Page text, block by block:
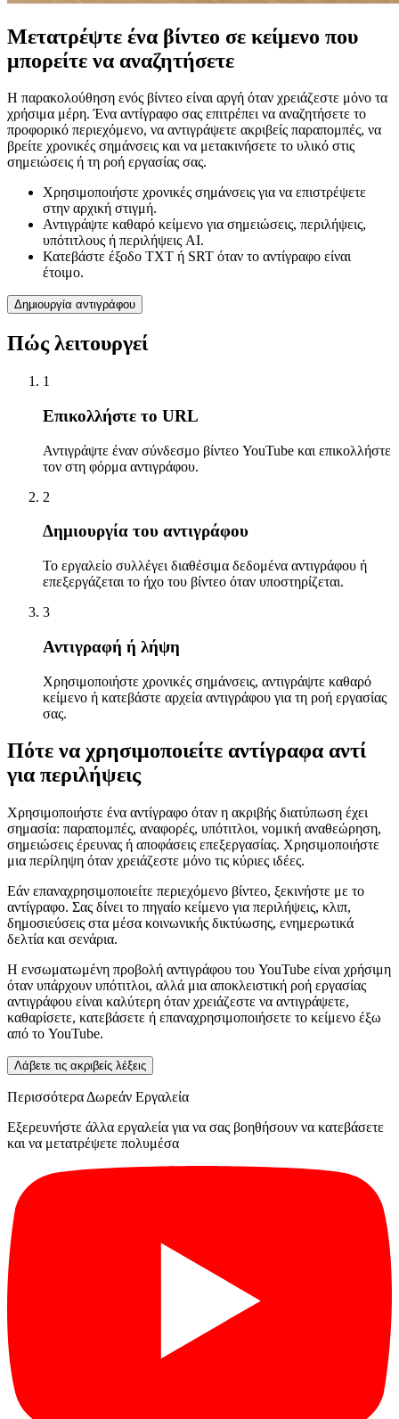
Μετατρέψτε ένα βίντεο σε κείμενο που
μπορείτε να αναζητήσετε
Η παρακολούθηση ενός βίντεο είναι αργή όταν χρειάζεστε μόνο τα
χρήσιμα μέρη. Ένα αντίγραφο σας επιτρέπει να αναζητήσετε το
προφορικό περιεχόμενο, να αντιγράψετε ακριβείς παραπομπές, να
βρείτε χρονικές σημάνσεις και να μετακινήσετε το υλικό στις
σημειώσεις ή τη ροή εργασίας σας.
Χρησιμοποιήστε χρονικές σημάνσεις για να επιστρέψετε
στην αρχική στιγμή.
Αντιγράψτε καθαρό κείμενο για σημειώσεις, περιλήψεις,
υπότιτλους ή περιλήψεις AI.
Κατεβάστε έξοδο TXT ή SRT όταν το αντίγραφο είναι
έτοιμο.
Δημιουργία αντιγράφου
Πώς λειτουργεί
1
Επικολλήστε το URL
Αντιγράψτε έναν σύνδεσμο βίντεο YouTube και επικολλήστε
τον στη φόρμα αντιγράφου.
2
Δημιουργία του αντιγράφου
Το εργαλείο συλλέγει διαθέσιμα δεδομένα αντιγράφου ή
επεξεργάζεται το ήχο του βίντεο όταν υποστηρίζεται.
3
Αντιγραφή ή λήψη
Χρησιμοποιήστε χρονικές σημάνσεις, αντιγράψτε καθαρό
κείμενο ή κατεβάστε αρχεία αντιγράφου για τη ροή εργασίας
σας.
Πότε να χρησιμοποιείτε αντίγραφα αντί
για περιλήψεις
Χρησιμοποιήστε ένα αντίγραφο όταν η ακριβής διατύπωση έχει
σημασία: παραπομπές, αναφορές, υπότιτλοι, νομική αναθεώρηση,
σημειώσεις έρευνας ή αποφάσεις επεξεργασίας. Χρησιμοποιήστε
μια περίληψη όταν χρειάζεστε μόνο τις κύριες ιδέες.
Εάν επαναχρησιμοποιείτε περιεχόμενο βίντεο, ξεκινήστε με το
αντίγραφο. Σας δίνει το πηγαίο κείμενο για περιλήψεις, κλιπ,
δημοσιεύσεις στα μέσα κοινωνικής δικτύωσης, ενημερωτικά
δελτία και σενάρια.
Η ενσωματωμένη προβολή αντιγράφου του YouTube είναι χρήσιμη
όταν υπάρχουν υπότιτλοι, αλλά μια αποκλειστική ροή εργασίας
αντιγράφου είναι καλύτερη όταν χρειάζεστε να αντιγράψετε,
καθαρίσετε, κατεβάσετε ή επαναχρησιμοποιήσετε το κείμενο έξω
από το YouTube.
Λάβετε τις ακριβείς λέξεις
Περισσότερα Δωρεάν Εργαλεία
Εξερευνήστε άλλα εργαλεία για να σας βοηθήσουν να κατεβάσετε
και να μετατρέψετε πολυμέσα